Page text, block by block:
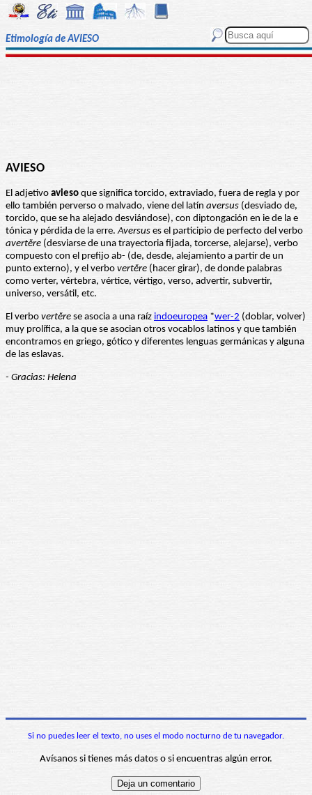
Etimología de AVIESO
AVIESO
El adjetivo avieso que significa torcido, extraviado, fuera de regla y por
ello también perverso o malvado, viene del latín aversus (desviado de,
torcido, que se ha alejado desviándose), con diptongación en ie de la e
tónica y pérdida de la erre.Aversus es el participio de perfecto del verbo
avertĕre (desviarse de una trayectoria fijada, torcerse, alejarse), verbo
compuesto con el prefijo ab- (de, desde, alejamiento a partir de un
punto externo), y el verbo vertĕre (hacer girar), de donde palabras
como verter, vértebra, vértice, vértigo, verso, advertir, subvertir,
universo, versátil, etc.
El verbo vertĕre se asocia a una raíz indoeuropea *wer-2 (doblar, volver)
muy prolífica, a la que se asocian otros vocablos latinos y que también
encontramos en griego, gótico y diferentes lenguas germánicas y alguna
de las eslavas.
- Gracias: Helena
Si no puedes leer el texto, no uses el modo nocturno de tu navegador.
Avísanos si tienes más datos o si encuentras algún error.